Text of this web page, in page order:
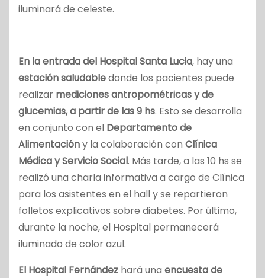
iluminará de celeste.
En la entrada del Hospital Santa Lucia, hay una
estación saludabledonde los pacientes puede
realizar mediciones antropométricas y de
glucemias, a partir de las 9 hs. Esto se desarrolla
en conjunto con el Departamento de
Alimentacióny la colaboración con Clínica
Médica y Servicio Social. Más tarde, a las 10 hs se
realizó una charla informativa a cargo de Clínica
para los asistentes en el hall y se repartieron
folletos explicativos sobre diabetes. Por último,
durante la noche, el Hospital permanecerá
iluminado de color azul.
El Hospital Fernández hará una encuesta de